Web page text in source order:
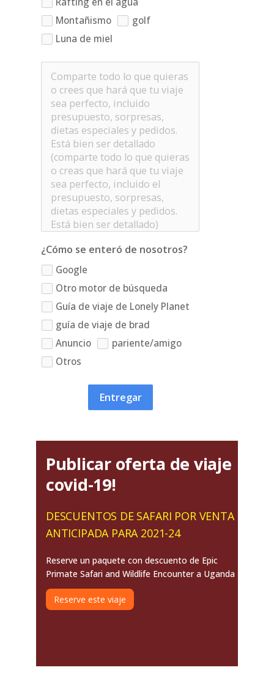
Montañismo
golf
Luna de miel
¿Cómo se enteró de nosotros?
Google
Otro motor de búsqueda
Guía de viaje de Lonely Planet
guía de viaje de brad
Anuncio
pariente/amigo
Otros
Entregar
Publicar oferta de viaje
covid-19!
DESCUENTOS DE SAFARI POR VENTA
ANTICIPADA PARA 2021-24
Reserve un paquete con descuento de Epic
Primate Safari and Wildlife Encounter a Uganda
Reserve este viaje